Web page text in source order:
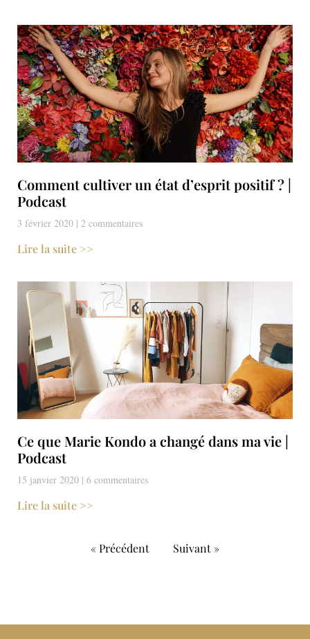
Comment cultiver un état d’esprit positif ? |
Podcast
3 février 2020 2 commentaires
Lire la suite >>
Ce que Marie Kondo a changé dans ma vie |
Podcast
15 janvier 2020 6 commentaires
Lire la suite >>
« Précédent Suivant »